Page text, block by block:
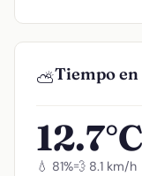
⛅Tiempo
12.7°C
💧 81%💨 8.1 km/h